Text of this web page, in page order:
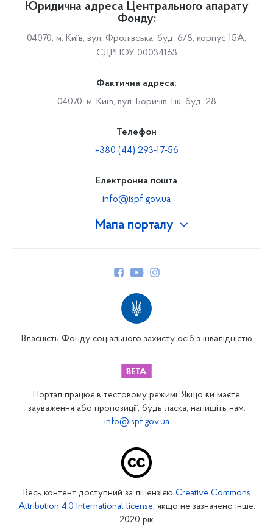
Мапа порталу
Закарпатське відділення
Запорізьке відділення
Кіровоградське відділення
Юридична адреса Центрального апарату
Фонду:
04070, м. Київ, вул. Фролівська, буд. 6/8, корпус 15А,
ЄДРПОУ 00034163
Фактична адреса:
04070, м. Київ, вул. Боричів Тік, буд. 28
Телефон
+380 (44) 293-17-56
Електронна пошта
info@ispf.gov.ua
Власність Фонду соціального захисту осіб з інвалідністю
Портал працює в тестовому режимі. Якщо ви маєте
зауваження або пропозиції, будь ласка, напишіть нам:
info@ispf.gov.ua
Весь контент доступний за ліцензією Creative Commons
Attribution 4.0 International license, якщо не зазначено інше.
2020 рік